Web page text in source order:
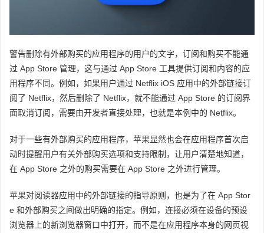
警告删除有外部购买的应用程序的用户的文字，订阅和购买不能通
过 App Store 管理，这与通过 App Store 工具提供订阅和内容的应
用程序不同。例如，如果用户通过 Netflix iOS 应用中的外部链接订
阅了 Netflix，然后删除了 Netflix，就不能通过 App Store 的订阅界
面取消订阅，需要由开发者直接处理，也就是本例中的 Netflix。
对于一些有外部购买的应用程序，苹果显然也会在应用程序首次启
动时提醒用户有关外部购买选项和支持限制，让用户清楚地知道，
在 App Store 之外的购买需要在 App Store 之外进行管理。
苹果对阅读器应用中的外部链接的指导原则，也是为了在 App Stor
e 和外部购买之间做出明确的指定。例如，连接必须在设备的预设
浏览器上的新浏览器窗口中打开，而不是在应用程序本身的网页视